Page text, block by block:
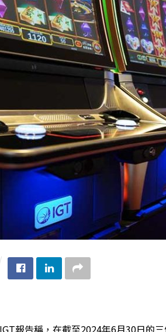
報告稱，在截至2024年6月30日的